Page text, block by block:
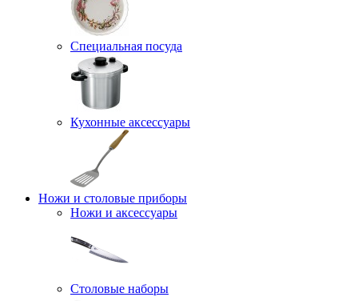
Специальная посуда
Кухонные аксессуары
Ножи и столовые приборы
Ножи и аксессуары
Столовые наборы